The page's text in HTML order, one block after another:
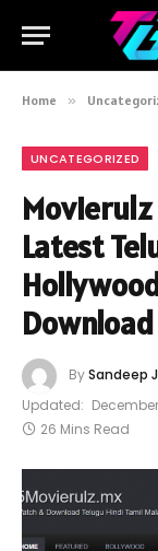
Home »
UNCATEGORIZED
Latest
Download
BySandeep
Updated:
26 Mins Read